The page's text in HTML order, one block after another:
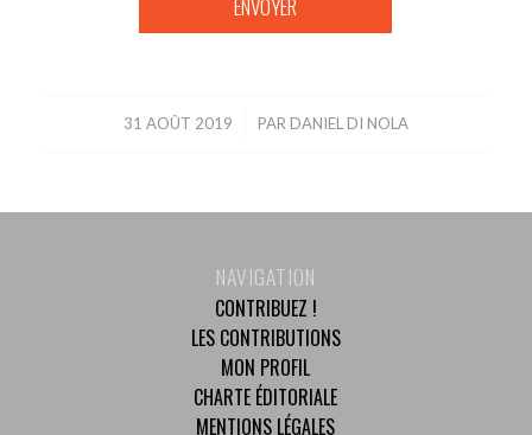
31 AOÛT 2019
/ PAR DANIEL DI NOLA
NAVIGATION
CONTRIBUEZ !
LES CONTRIBUTIONS
MON PROFIL
CHARTE ÉDITORIALE
MENTIONS LÉGALES